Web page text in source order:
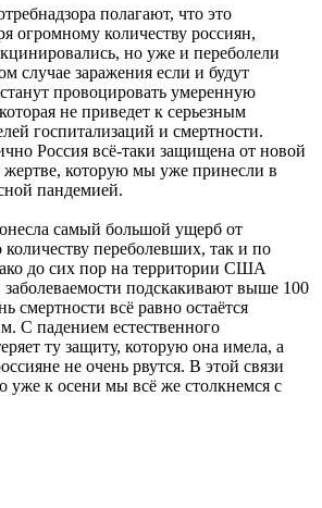
полагают, что это
огромному количеству россиян,
но уже и переболели
случае заражения если и будут
провоцировать умеренную
не приведет к серьезным
госпитализаций и смертности.
Россия всё-таки защищена от новой
жертве, которую мы уже принесли в
пандемией.
самый большой ущерб от
количеству переболевших, так и по
до сих пор на территории США
заболеваемости подскакивают выше 100
смертности всё равно остаётся
С падением естественного
ту защиту, которую она имела, а
не очень рвутся. В этой связи
уже к осени мы всё же столкнемся с